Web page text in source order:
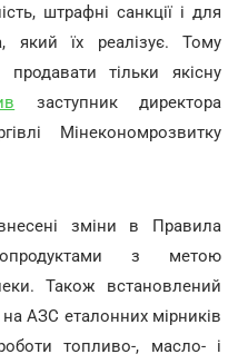
штрафні санкції і для
який їх реалізує. Тому
тільки якісну
заступник директора
Мінекономрозвитку
зміни в Правила
з метою
Також встановлений
АЗС еталонних мірників
топливо-, масло- і